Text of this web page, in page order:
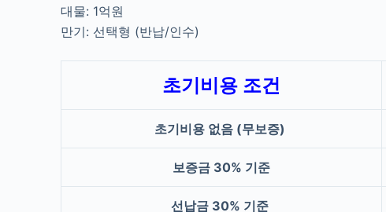
대물: 1억원
만기: 선택형 (반납/인수)
초기비용 조건
초기비용 없음 (무보증)
보증금 30% 기준
선납금 30% 기준